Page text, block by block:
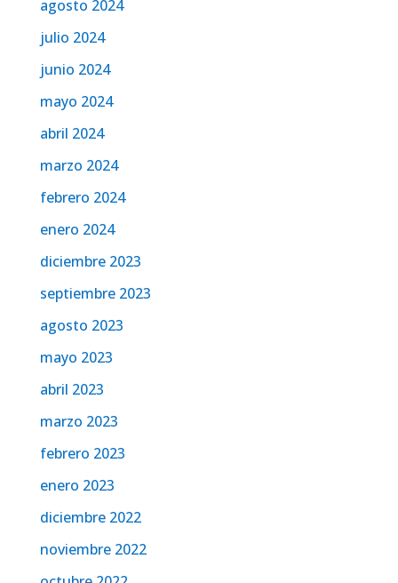
agosto 2024
julio 2024
junio 2024
mayo 2024
abril 2024
marzo 2024
febrero 2024
enero 2024
diciembre 2023
septiembre 2023
agosto 2023
mayo 2023
abril 2023
marzo 2023
febrero 2023
enero 2023
diciembre 2022
noviembre 2022